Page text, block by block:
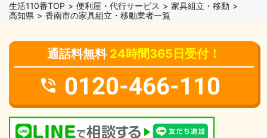
生活110番TOP 便利屋・代行サービス
家具組立・移動
高知県
香南市の家具組立・移動業者一覧
通話料無料 24時間365日受付！
0120-466-110